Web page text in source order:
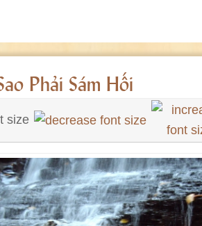
Phải Sám Hối
size